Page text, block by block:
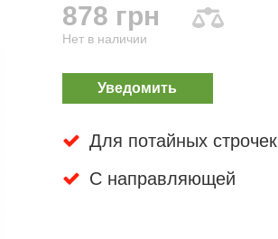
878 грн
Нет в наличии
Уведомить
Для потайных строчек
С направляющей